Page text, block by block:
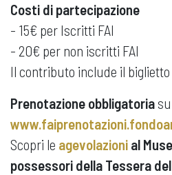
Costi di partecipazione
- 15€ per Iscritti FAI
- 20€ per non iscritti FAI
Il contributo include il biglietto
Prenotazione obbligatoria su
Scopri le agevolazioni al
possessori della Tessera del